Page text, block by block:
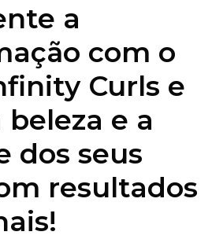
a
com o
Curls e
e a
dos seus
resultados